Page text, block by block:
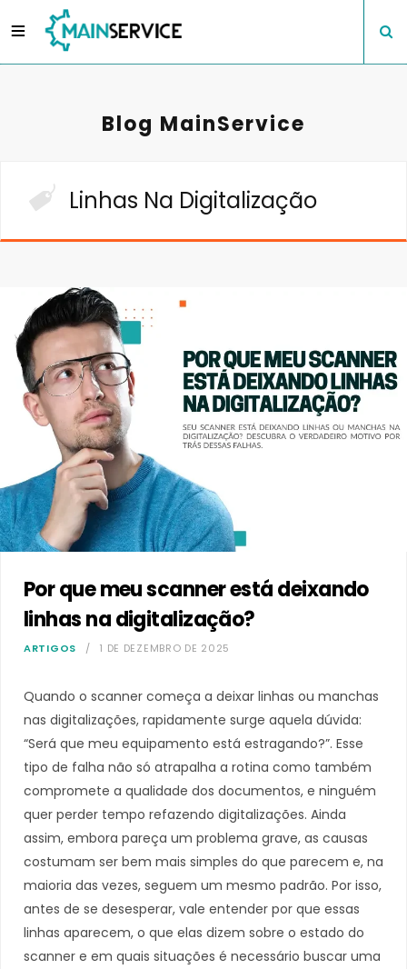
Blog MainService
Linhas Na Digitalização
Por que meu scanner está deixando
linhas na digitalização?
ARTIGOS 1 DE DEZEMBRO DE 2025
Quando o scanner começa a deixar linhas ou manchas
nas digitalizações, rapidamente surge aquela dúvida:
“Será que meu equipamento está estragando?”. Esse
tipo de falha não só atrapalha a rotina como também
compromete a qualidade dos documentos, e ninguém
quer perder tempo refazendo digitalizações. Ainda
assim, embora pareça um problema grave, as causas
costumam ser bem mais simples do que parecem e, na
maioria das vezes, seguem um mesmo padrão. Por isso,
antes de se desesperar, vale entender por que essas
linhas aparecem, o que elas dizem sobre o estado do
scanner e em quais situações é necessário buscar uma